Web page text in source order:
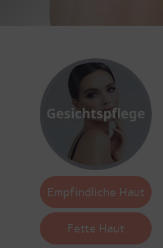
Empfindliche Haut
Fette Haut